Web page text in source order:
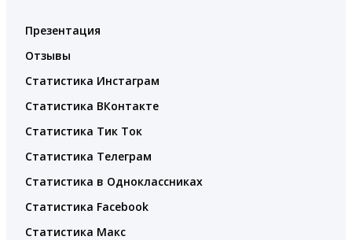
Презентация
Отзывы
Статистика Инстаграм
Статистика ВКонтакте
Статистика Тик Ток
Статистика Телеграм
Статистика в Одноклассниках
Статистика Facebook
Статистика Макс